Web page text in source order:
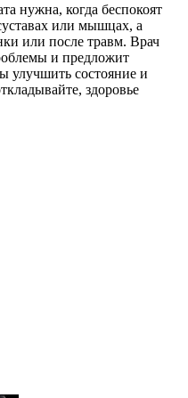
нужна, когда беспокоят
или мышцах, а
или после травм. Врач
и предложит
улучшить состояние и
здоровье